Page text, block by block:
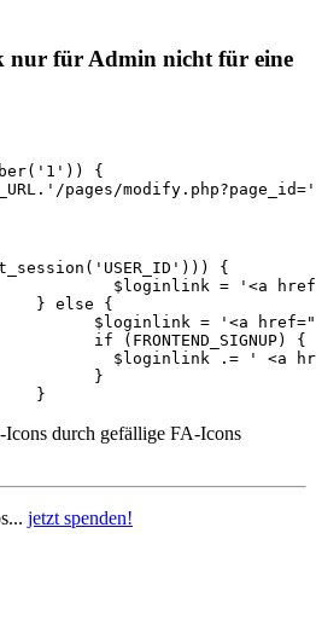
nur für Admin nicht für eine
{
pages/
{
durch gefällige FA-Icons
jetzt spenden!